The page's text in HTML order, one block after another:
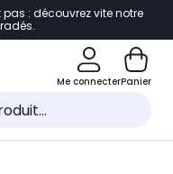
page
: découvrez vite notre
Me connecterPanier